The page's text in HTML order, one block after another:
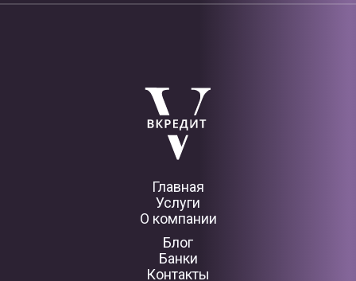
Главная
Услуги
О компании
Блог
Банки
Контакты